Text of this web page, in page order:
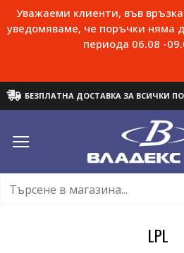
Уважаеми клиенти, във
уведомяваме, че поръчки няма
периода 06.08 -
БЕЗПЛАТНА ДОСТАВКА ЗА ВСИЧКИ
LPL